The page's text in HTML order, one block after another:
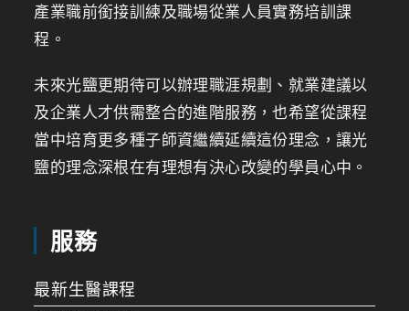
產業職前銜接訓練及職場從業人員實務培訓課
程。
未來光鹽更期待可以辦理職涯規劃、就業建議以
及企業人才供需整合的進階服務，也希望從課程
當中培育更多種子師資繼續延續這份理念，讓光
鹽的理念深根在有理想有決心改變的學員心中。
服務
最新生醫課程